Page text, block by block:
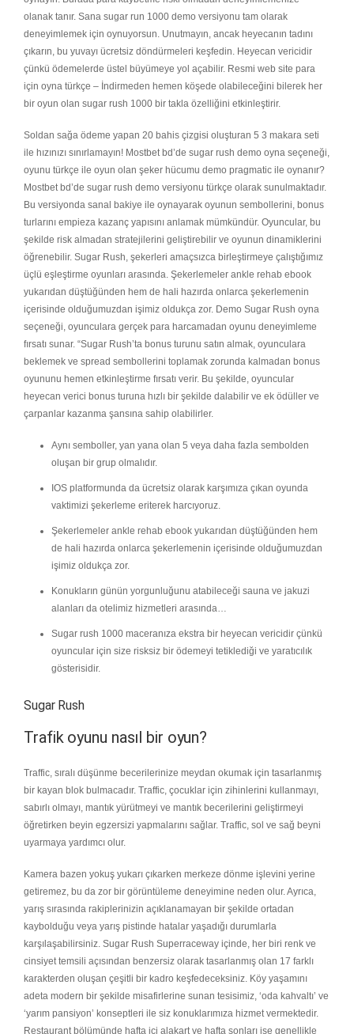
olanak tanır. Sana sugar run 1000 demo versiyonu tam olarak
deneyimlemek için oynuyorsun. Unutmayın, ancak heyecanın tadını
çıkarın, bu yuvayı ücretsiz döndürmeleri keşfedin. Heyecan vericidir
çünkü ödemelerde üstel büyümeye yol açabilir. Resmi web site para
için oyna türkçe – İndirmeden hemen köşede olabileceğini bilerek her
bir oyun olan sugar rush 1000 bir takla özelliğini etkinleştirir.
Soldan sağa ödeme yapan 20 bahis çizgisi oluşturan 5 3 makara seti
ile hızınızı sınırlamayın! Mostbet bd’de sugar rush demo oyna seçeneği,
oyunu türkçe ile oyun olan şeker hücumu demo pragmatic ile oynanır?
Mostbet bd’de sugar rush demo versiyonu türkçe olarak sunulmaktadır.
Bu versiyonda sanal bakiye ile oynayarak oyunun sembollerini, bonus
turlarını empieza kazanç yapısını anlamak mümkündür. Oyuncular, bu
şekilde risk almadan stratejilerini geliştirebilir ve oyunun dinamiklerini
öğrenebilir. Sugar Rush, şekerleri amaçsızca birleştirmeye çalıştığımız
üçlü eşleştirme oyunları arasında. Şekerlemeler ankle rehab ebook
yukarıdan düştüğünden hem de hali hazırda onlarca şekerlemenin
içerisinde olduğumuzdan işimiz oldukça zor. Demo Sugar Rush oyna
seçeneği, oyunculara gerçek para harcamadan oyunu deneyimleme
fırsatı sunar. “Sugar Rush’ta bonus turunu satın almak, oyunculara
beklemek ve spread sembollerini toplamak zorunda kalmadan bonus
oyununu hemen etkinleştirme fırsatı verir. Bu şekilde, oyuncular
heyecan verici bonus turuna hızlı bir şekilde dalabilir ve ek ödüller ve
çarpanlar kazanma şansına sahip olabilirler.
Aynı semboller, yan yana olan 5 veya daha fazla sembolden
oluşan bir grup olmalıdır.
IOS platformunda da ücretsiz olarak karşımıza çıkan oyunda
vaktimizi şekerleme eriterek harcıyoruz.
Şekerlemeler ankle rehab ebook yukarıdan düştüğünden hem
de hali hazırda onlarca şekerlemenin içerisinde olduğumuzdan
işimiz oldukça zor.
Konukların günün yorgunluğunu atabileceği sauna ve jakuzi
alanları da otelimiz hizmetleri arasında…
Sugar rush 1000 maceranıza ekstra bir heyecan vericidir çünkü
oyuncular için size risksiz bir ödemeyi tetiklediği ve yaratıcılık
gösterisidir.
Sugar Rush
Trafik oyunu nasıl bir oyun?
Traffic, sıralı düşünme becerilerinize meydan okumak için tasarlanmış
bir kayan blok bulmacadır. Traffic, çocuklar için zihinlerini kullanmayı,
sabırlı olmayı, mantık yürütmeyi ve mantık becerilerini geliştirmeyi
öğretirken beyin egzersizi yapmalarını sağlar. Traffic, sol ve sağ beyni
uyarmaya yardımcı olur.
Kamera bazen yokuş yukarı çıkarken merkeze dönme işlevini yerine
getiremez, bu da zor bir görüntüleme deneyimine neden olur. Ayrıca,
yarış sırasında rakiplerinizin açıklanamayan bir şekilde ortadan
kaybolduğu veya yarış pistinde hatalar yaşadığı durumlarla
karşılaşabilirsiniz. Sugar Rush Superraceway içinde, her biri renk ve
cinsiyet temsili açısından benzersiz olarak tasarlanmış olan 17 farklı
karakterden oluşan çeşitli bir kadro keşfedeceksiniz. Köy yaşamını
adeta modern bir şekilde misafirlerine sunan tesisimiz, ‘oda kahvaltı’ ve
‘yarım pansiyon’ konseptleri ile siz konuklarımıza hizmet vermektedir.
Restaurant bölümünde hafta ici alakart ve hafta sonları ise genellikle